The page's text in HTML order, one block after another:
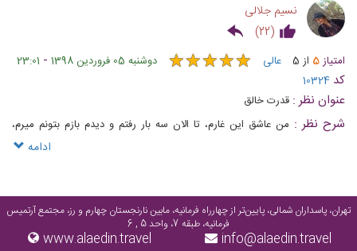
نسیم جلالی
(
22
)
امتیاز5 از 5 عالی ★★★★★
★★★★★ دوشنبه 05 فروردین 1398 -
23:01
کد 10324
عنوان نظر : قدرت خالق
شرح نظر : من عاشق این غارم، تا الان سه بار رفتم و دیدم بازم بتونم میرم،
خنکی اون پایین زیبایی خای بی نظیرش قندیل های خوشگل و دمای ثابت آب
ادامه
تهران، پاسداران شمالی، پایین‌تر از چهارراه فرمانیه، مابین نارنجستان چهارم و رز، مجتمع آرتمیس
فرمانیه، طبقه 7، واحد 5 , 6
info@alaedin.travel
www.alaedin.travel